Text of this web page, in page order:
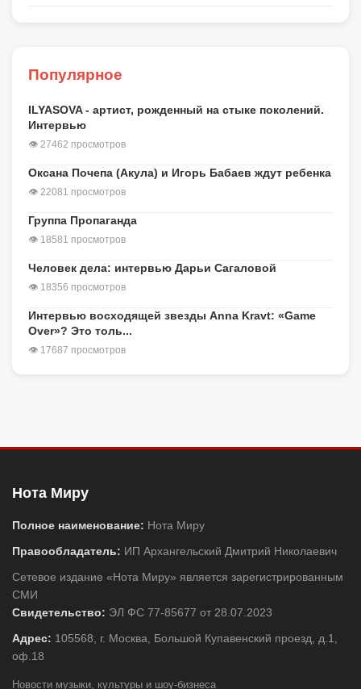
Популярное
ILYASOVA - артист, рожденный на стыке поколений.
Интервью
👁 27462 просмотров
Оксана Почепа (Акула) и Игорь Бабаев ждут ребенка
👁 22081 просмотров
Группа Пропаганда
👁 18581 просмотров
Человек дела: интервью Дарьи Сагаловой
👁 18356 просмотров
Интервью восходящей звезды Anna Kravt: «Game
Over»? Это толь...
👁 17687 просмотров
Нота Миру
Полное наименование: Нота Миру
Правообладатель: ИП Архангельский Дмитрий Николаевич
Сетевое издание «Нота Миру» является зарегистрированным
СМИ
Свидетельство: ЭЛ ФС 77-85677 от 28.07.2023
Адрес: 105568, г. Москва, Большой Купавенский проезд, д.1,
оф.18
Новости музыки, культуры и шоу-бизнеса